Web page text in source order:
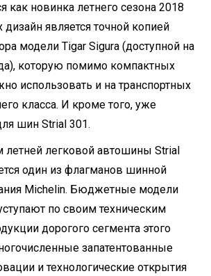
как новинка летнего сезона 2018
дизайн является точной копией
модели Tigar Sigura (доступной на
которую помимо компактных
использовать и на транспортных
класса. И кроме того, уже
шин Strial 301.
летней легковой автошины Strial
один из флагманов шинной
Michelin. Бюджетные модели
по своим техническим
дорогого сегмента этого
запатентованные
и технологические открытия